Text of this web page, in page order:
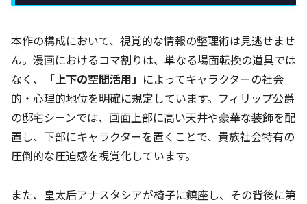
本作の構成において、視覚的な情報の整理術は見逃せませ
ん。漫画におけるコマ割りは、単なる場面転換の道具では
なく、
「上下の空間活用」 によってキャラクターの社会
的・心理的地位を明確に規定しています。フィリップ公爵
の邸宅シーンでは、画面上部に高い天井や豪華な装飾を配
置し、下部にキャラクターを置くことで、貴族社会特有の
圧倒的な圧迫感を視覚化しています。
また、皇太后アナスタシアが椅子に鎮座し、その背後に第